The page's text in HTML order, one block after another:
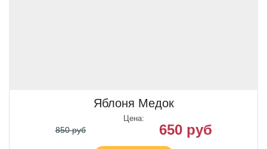
Яблоня Медок
Цена:
850 руб 650 руб